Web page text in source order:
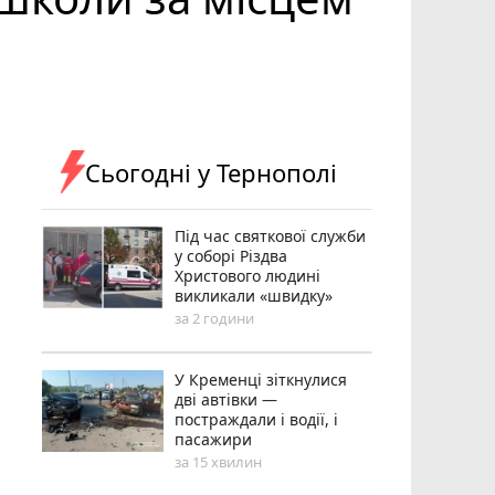
Сьогодні у Тернополі
Під час святкової служби
у соборі Різдва
Христового людині
викликали «швидку»
за 2 години
У Кременці зіткнулися
дві автівки —
постраждали і водії, і
пасажири
за 15 хвилин